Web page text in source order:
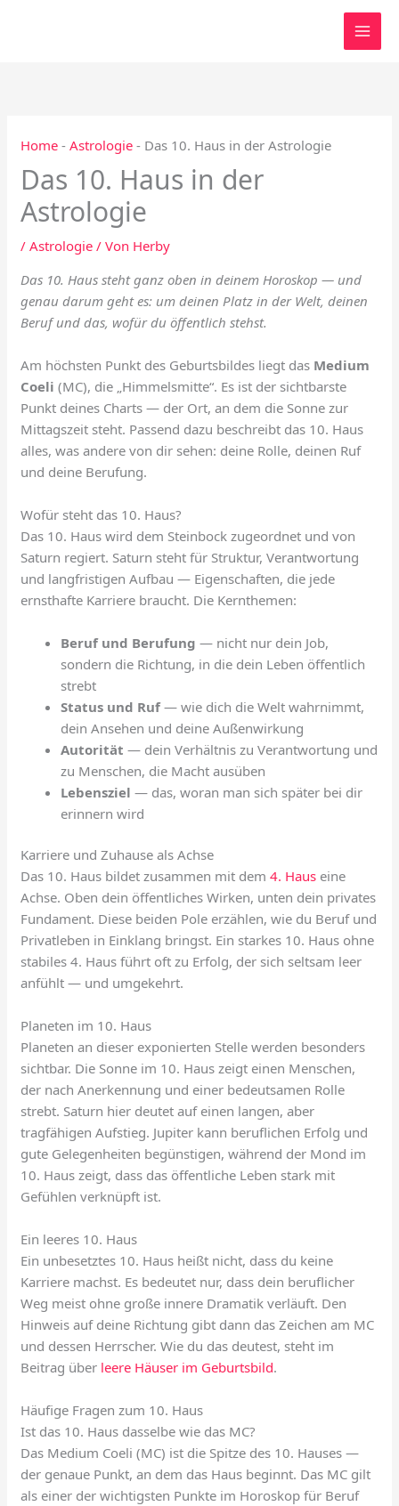
Home -Astrologie - Das 10. Haus in der Astrologie
Das 10. Haus in der
Astrologie
/Astrologie / Von Herby
Das 10. Haus steht ganz oben in deinem Horoskop — und
genau darum geht es: um deinen Platz in der Welt, deinen
Beruf und das, wofür du öffentlich stehst.
Am höchsten Punkt des Geburtsbildes liegt das Medium
Coeli (MC), die „Himmelsmitte“. Es ist der sichtbarste
Punkt deines Charts — der Ort, an dem die Sonne zur
Mittagszeit steht. Passend dazu beschreibt das 10. Haus
alles, was andere von dir sehen: deine Rolle, deinen Ruf
und deine Berufung.
Wofür steht das 10. Haus?
Das 10. Haus wird dem Steinbock zugeordnet und von
Saturn regiert. Saturn steht für Struktur, Verantwortung
und langfristigen Aufbau — Eigenschaften, die jede
ernsthafte Karriere braucht. Die Kernthemen:
Beruf und Berufung — nicht nur dein Job,
sondern die Richtung, in die dein Leben öffentlich
strebt
Status und Ruf— wie dich die Welt wahrnimmt,
dein Ansehen und deine Außenwirkung
Autorität — dein Verhältnis zu Verantwortung und
zu Menschen, die Macht ausüben
Lebensziel — das, woran man sich später bei dir
erinnern wird
Karriere und Zuhause als Achse
Das 10. Haus bildet zusammen mit dem4. Haus eine
Achse. Oben dein öffentliches Wirken, unten dein privates
Fundament. Diese beiden Pole erzählen, wie du Beruf und
Privatleben in Einklang bringst. Ein starkes 10. Haus ohne
stabiles 4. Haus führt oft zu Erfolg, der sich seltsam leer
anfühlt — und umgekehrt.
Planeten im 10. Haus
Planeten an dieser exponierten Stelle werden besonders
sichtbar. Die Sonne im 10. Haus zeigt einen Menschen,
der nach Anerkennung und einer bedeutsamen Rolle
strebt. Saturn hier deutet auf einen langen, aber
tragfähigen Aufstieg. Jupiter kann beruflichen Erfolg und
gute Gelegenheiten begünstigen, während der Mond im
10. Haus zeigt, dass das öffentliche Leben stark mit
Gefühlen verknüpft ist.
Ein leeres 10. Haus
Ein unbesetztes 10. Haus heißt nicht, dass du keine
Karriere machst. Es bedeutet nur, dass dein beruflicher
Weg meist ohne große innere Dramatik verläuft. Den
Hinweis auf deine Richtung gibt dann das Zeichen am MC
und dessen Herrscher. Wie du das deutest, steht im
Beitrag über leere Häuser im Geburtsbild.
Häufige Fragen zum 10. Haus
Ist das 10. Haus dasselbe wie das MC?
Das Medium Coeli (MC) ist die Spitze des 10. Hauses —
der genaue Punkt, an dem das Haus beginnt. Das MC gilt
als einer der wichtigsten Punkte im Horoskop für Beruf